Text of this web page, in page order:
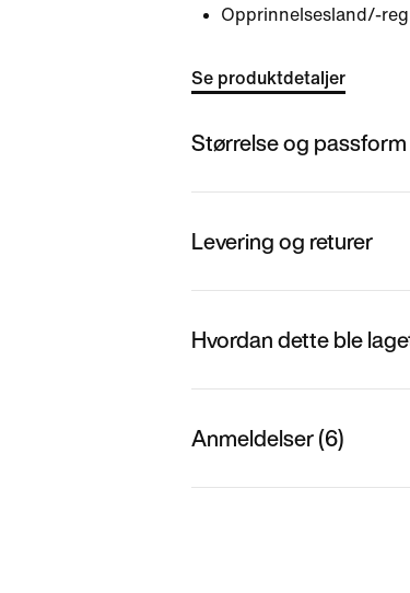
Opprinnelsesland/-
Se produktdetaljer
Størrelse og passform
Levering og returer
Hvordan dette ble
Anmeldelser (6)